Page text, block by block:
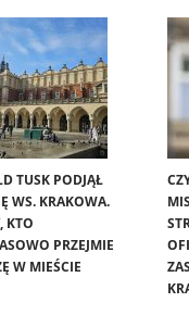
TUSK PODJĄŁ
WS. KRAKOWA.
KTO
PRZEJMIE
W MIEŚCIE